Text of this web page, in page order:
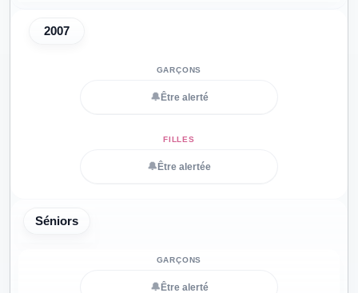
2007
🔔 Être alerté
🔔 Être alertée
Séniors
🔔 Être alerté